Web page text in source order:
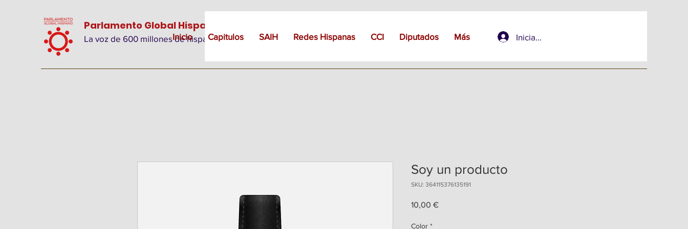
Parlamento Global Hispano
La voz de 600 millones de hispanos
Inicio Capitulos SAIH Redes Hispanas CCI Diputados Más Iniciar sesión
Soy un producto
SKU: 364115376135191
10,00 €Precio
Color *